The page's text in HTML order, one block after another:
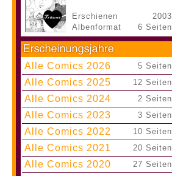
Erschienen
Albenformat
2003
6 Seiten
Alle Comics 2026 5 Seiten
Alle Comics 2025 12 Seiten
Alle Comics 2024 2 Seiten
Alle Comics 2023 3 Seiten
Alle Comics 2022 10 Seiten
Alle Comics 2021 20 Seiten
Alle Comics 2020 27 Seiten